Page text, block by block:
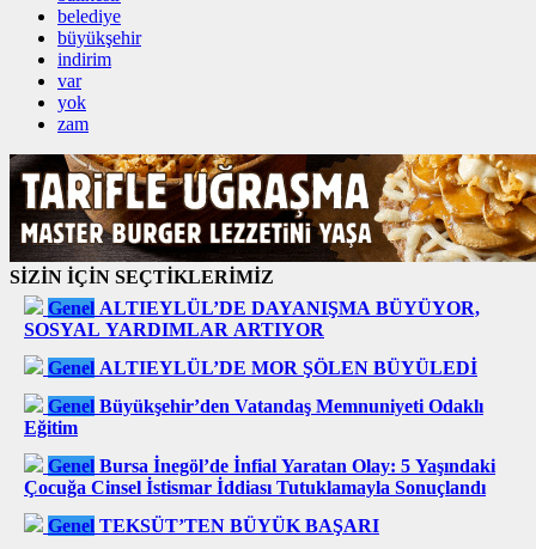
belediye
büyükşehir
indirim
var
yok
zam
SİZİN İÇİN SEÇTİKLERİMİZ
Genel ALTIEYLÜL’DE DAYANIŞMA BÜYÜYOR,
SOSYAL YARDIMLAR ARTIYOR
Genel ALTIEYLÜL’DE MOR ŞÖLEN BÜYÜLEDİ
Genel Büyükşehir’den Vatandaş Memnuniyeti Odaklı
Eğitim
Genel Bursa İnegöl’de İnfial Yaratan Olay: 5 Yaşındaki
Çocuğa Cinsel İstismar İddiası Tutuklamayla Sonuçlandı
Genel TEKSÜT’TEN BÜYÜK BAŞARI